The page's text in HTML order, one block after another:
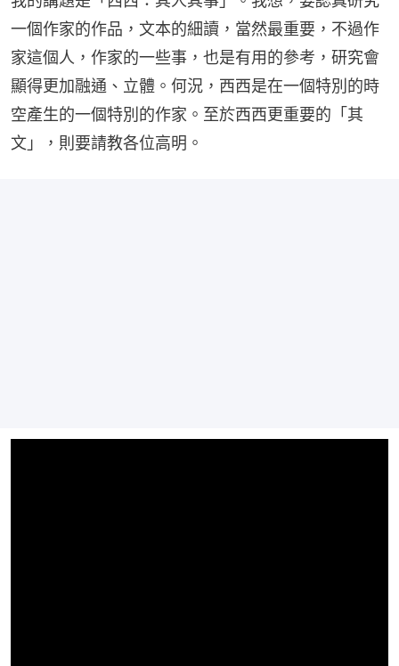
一個作家的作品，文本的細讀，當然最重要，不過作
家這個人，作家的一些事，也是有用的參考，研究會
顯得更加融通、立體。何況，西西是在一個特別的時
空產生的一個特別的作家。至於西西更重要的「其
文」，則要請教各位高明。